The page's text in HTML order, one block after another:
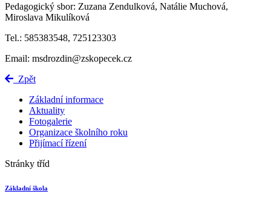
Pedagogický sbor: Zuzana Zendulková, Natálie Muchová,
Miroslava Mikulíková
Tel.: 585383548, 725123303
Email: msdrozdin@zskopecek.cz
Zpět
Základní informace
Aktuality
Fotogalerie
Organizace školního roku
Přijímací řízení
Stránky tříd
Základní škola